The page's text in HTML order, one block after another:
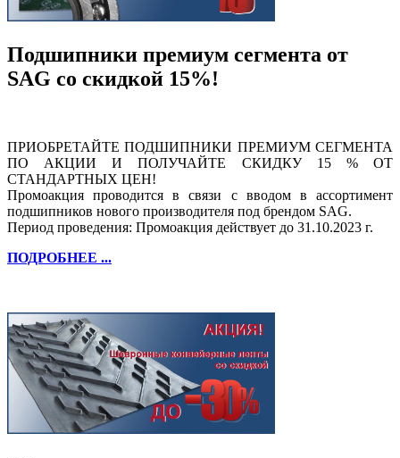
Подшипники премиум сегмента от
SAG со скидкой 15%!
ПРИОБРЕТАЙТЕ ПОДШИПНИКИ ПРЕМИУМ СЕГМЕНТА
ПО АКЦИИ И ПОЛУЧАЙТЕ СКИДКУ 15 % ОТ
СТАНДАРТНЫХ ЦЕН!
Промоакция проводится в связи с вводом в ассортимент
подшипников нового производителя под брендом SAG.
Период проведения: Промоакция действует до 31.10.2023 г.
ПОДРОБНЕЕ ...